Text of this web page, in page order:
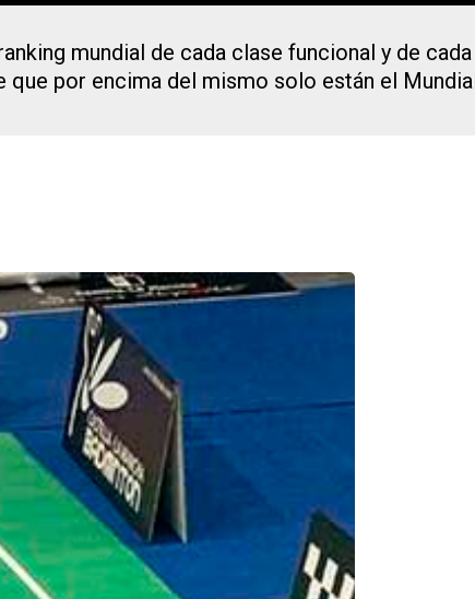
mundial de cada clase funcional y de
por encima del mismo solo están el